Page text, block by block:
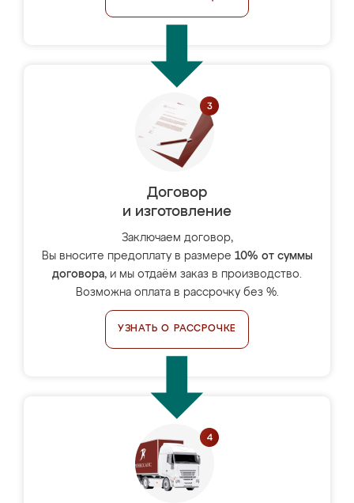
Договор
и изготовление
Заключаем договор,
Вы вносите предоплату в размере 10% от суммы
договора, и мы отдаём заказ в производство.
Возможна оплата в рассрочку без %.
УЗНАТЬ О РАССРОЧКЕ